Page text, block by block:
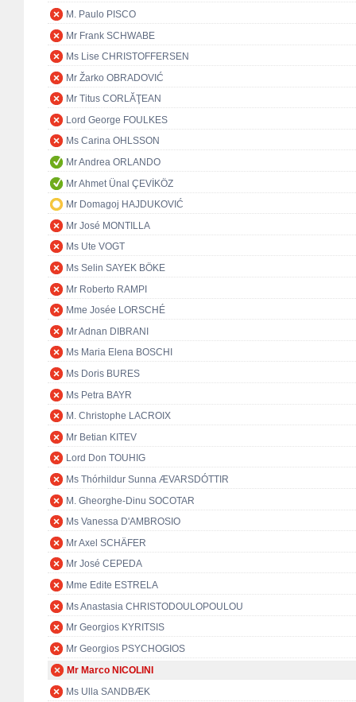
M. Paulo PISCO
Mr Frank SCHWABE
Ms Lise CHRISTOFFERSEN
Mr Žarko OBRADOVIĆ
Mr Titus CORLĂŢEAN
Lord George FOULKES
Ms Carina OHLSSON
Mr Andrea ORLANDO
Mr Ahmet Ünal ÇEVİKÖZ
Mr Domagoj HAJDUKOVIĆ
Mr José MONTILLA
Ms Ute VOGT
Ms Selin SAYEK BÖKE
Mr Roberto RAMPI
Mme Josée LORSCHÉ
Mr Adnan DIBRANI
Ms Maria Elena BOSCHI
Ms Doris BURES
Ms Petra BAYR
M. Christophe LACROIX
Mr Betian KITEV
Lord Don TOUHIG
Ms Thórhildur Sunna ÆVARSDÓTTIR
M. Gheorghe-Dinu SOCOTAR
Ms Vanessa D'AMBROSIO
Mr Axel SCHÄFER
Mr José CEPEDA
Mme Edite ESTRELA
Ms Anastasia CHRISTODOULOPOULOU
Mr Georgios KYRITSIS
Mr Georgios PSYCHOGIOS
Mr Marco NICOLINI
Ms Ulla SANDBÆK